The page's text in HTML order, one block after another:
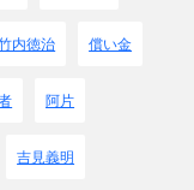
内徳治 償い金
阿片
吉見義明